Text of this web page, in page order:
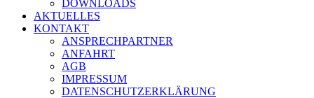
DOWNLOADS
AKTUELLES
KONTAKT
ANSPRECHPARTNER
ANFAHRT
AGB
IMPRESSUM
DATENSCHUTZERKLÄRUNG